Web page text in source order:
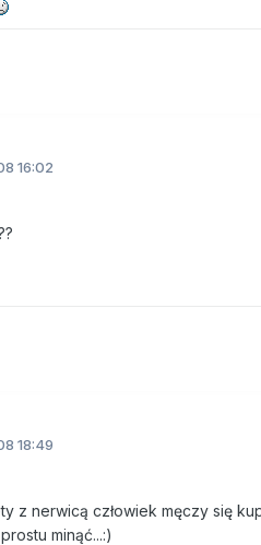
16:02
18:49
z nerwicą człowiek męczy się
minąć...:)